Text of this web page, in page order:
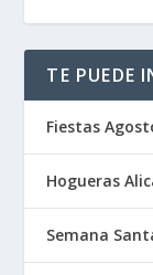
TE PUEDE
Fiestas
Hogueras
Semana